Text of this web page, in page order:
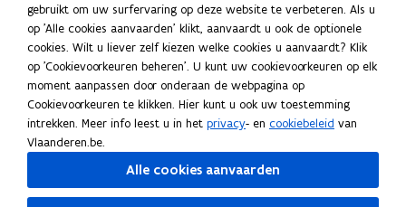
Spellingregels
Tips voor duidelijke taal
Bekijk ook
Spellingtests
Boek- en webwijzer
gebruikt om uw surfervaring op deze website te verbeteren. Als u
op 'Alle cookies aanvaarden' klikt, aanvaardt u ook de optionele
cookies. Wilt u liever zelf kiezen welke cookies u aanvaardt? Klik
op 'Cookievoorkeuren beheren'. U kunt uw cookievoorkeuren op elk
moment aanpassen door onderaan de webpagina op
Cookievoorkeuren te klikken. Hier kunt u ook uw toestemming
intrekken. Meer info leest u in het privacy- en cookiebeleid van
Vlaanderen.be.
Alle cookies aanvaarden